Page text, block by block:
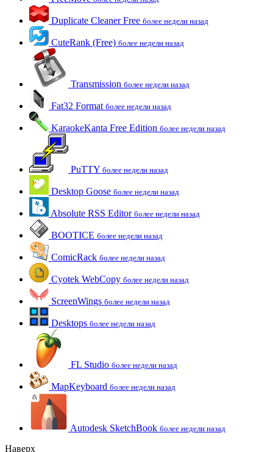
Duplicate Cleaner Free более недели назад
CuteRank (Free) более недели назад
Transmission более недели назад
Fat32 Format более недели назад
KaraokeKanta Free Edition более недели назад
PuTTY более недели назад
Desktop Goose более недели назад
Absolute RSS Editor более недели назад
BOOTICE более недели назад
ComicRack более недели назад
Cyotek WebCopy более недели назад
ScreenWings более недели назад
Desktops более недели назад
FL Studio более недели назад
MapKeyboard более недели назад
Autodesk SketchBook более недели назад
Наверх